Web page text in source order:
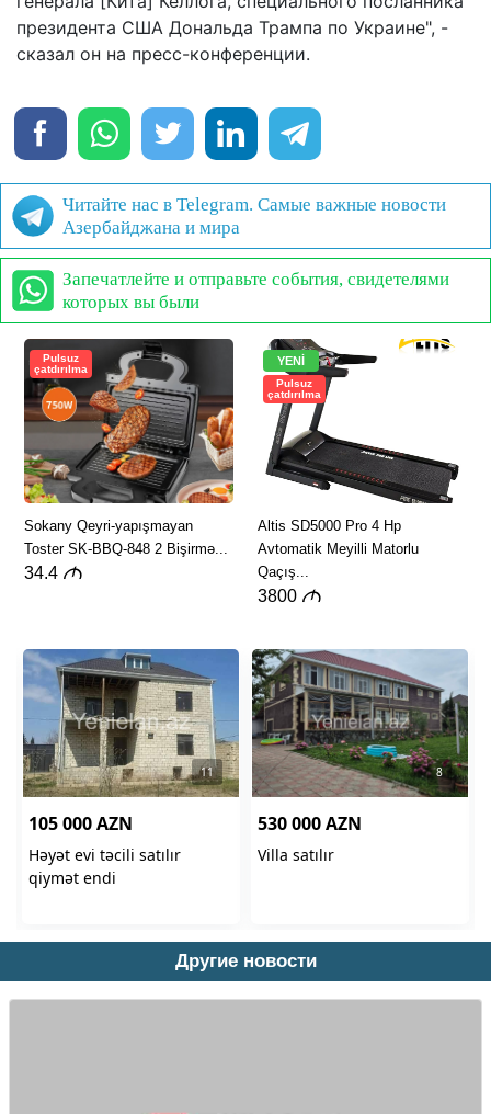
президента США Дональда Трампа по Украине", -
сказал он на пресс-конференции.
Читайте нас в Telegram. Самые важные новости
Азербайджана и мира
Запечатлейте и отправьте события, свидетелями
которых вы были
Другие новости